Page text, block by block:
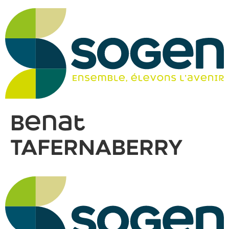
Benat
TAFERNABERRY